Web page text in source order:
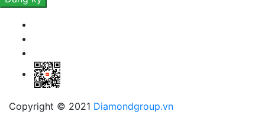
Copyright © 2021 Diamondgroup.vn